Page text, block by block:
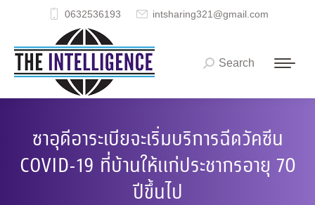
0632536193 intsharing321@gmail.com
Search:
Search
ซาอุดีอาระเบียจะเริ่มบริการฉีดวัคซีน
COVID-19 ที่บ้านให้แก่ประชากรอายุ 70
ปีขึ้นไป